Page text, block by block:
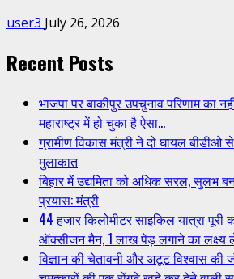
user3 July 26, 2026
Recent Posts
भाजपा पर बाकीपुर उपचुनाव परिणाम का
महाराष्ट्र में हो चुका है ऐसा…
ग्रामीण विकास मंत्री ने दो घायल
मुलाकात
बिहार में उद्यमिता को अधिक सरल, सुलभ
प्रयास: मंत्री
44 हजार किलोमीटर साइकिल यात्रा
ऑक्सीजन मैन, 1 लाख पेड़ लगाने का लक्ष्य
विज्ञान की चेतावनी और अटूट विश्वास की